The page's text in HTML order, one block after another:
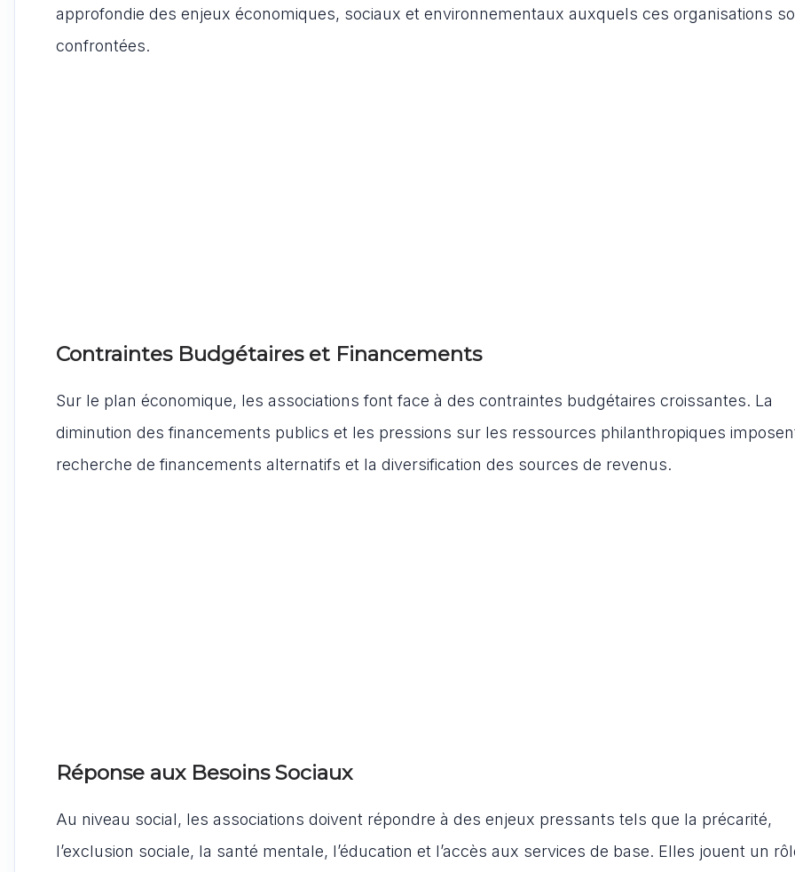
approfondie des enjeux économiques, sociaux et environnementaux auxquels ces organisations
confrontées.
Contraintes Budgétaires et Financements
Sur le plan économique, les associations font face à des contraintes budgétaires croissantes. La
diminution des financements publics et les pressions sur les ressources philanthropiques
recherche de financements alternatifs et la diversification des sources de revenus.
Réponse aux Besoins Sociaux
Au niveau social, les associations doivent répondre à des enjeux pressants tels que la précarité,
l’exclusion sociale, la santé mentale, l’éducation et l’accès aux services de base. Elles jouent un